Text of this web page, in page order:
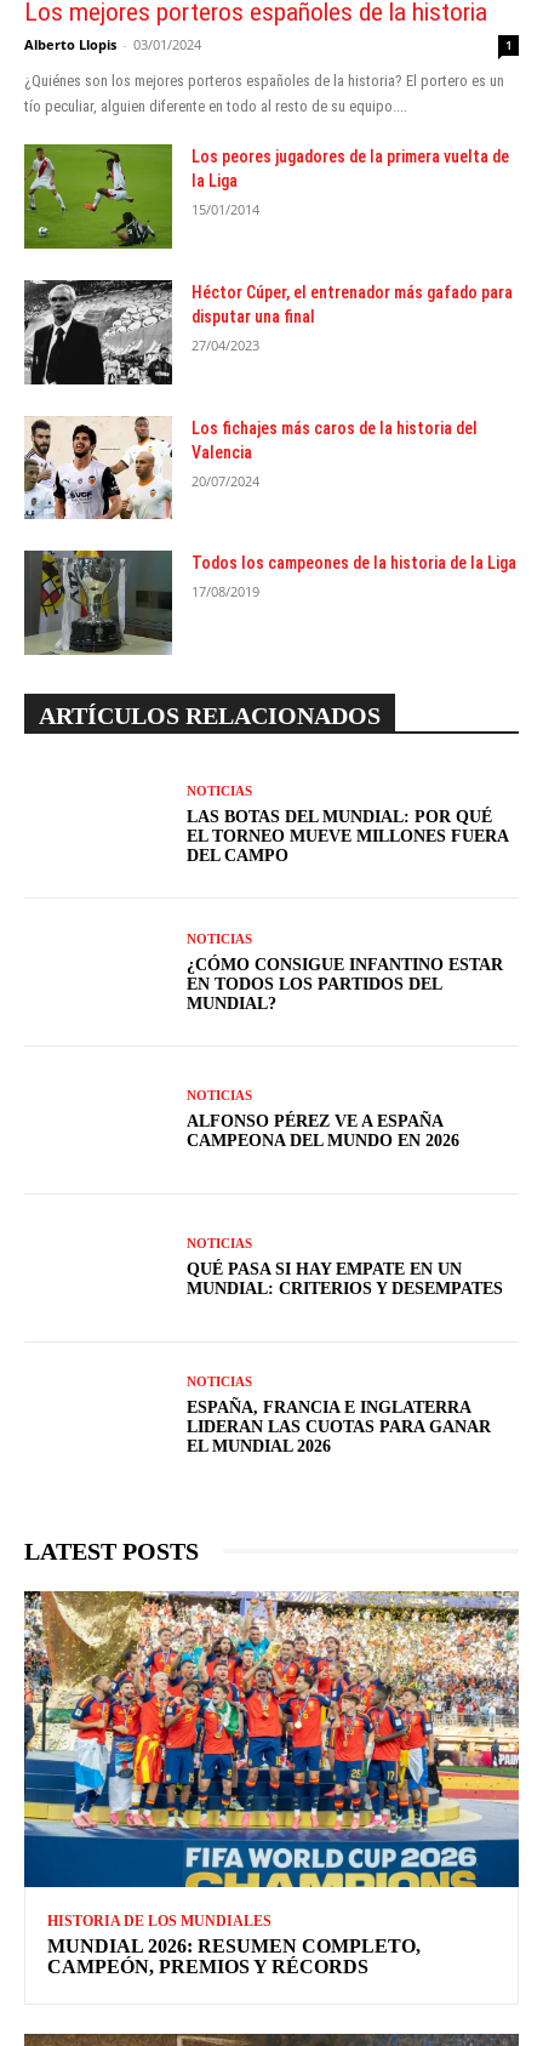
Los mejores porteros españoles de la historia
Alberto Llopis - 03/01/2024 1
¿Quiénes son los mejores porteros españoles de la historia? El portero es un
tío peculiar, alguien diferente en todo al resto de su equipo....
Los peores jugadores de la primera vuelta de
la Liga
15/01/2014
Héctor Cúper, el entrenador más gafado para
disputar una final
27/04/2023
Los fichajes más caros de la historia del
Valencia
20/07/2024
Todos los campeones de la historia de la Liga
17/08/2019
ARTÍCULOS RELACIONADOS
NOTICIAS
LAS BOTAS DEL MUNDIAL: POR QUÉ
EL TORNEO MUEVE MILLONES FUERA
DEL CAMPO
NOTICIAS
¿CÓMO CONSIGUE INFANTINO ESTAR
EN TODOS LOS PARTIDOS DEL
MUNDIAL?
NOTICIAS
ALFONSO PÉREZ VE A ESPAÑA
CAMPEONA DEL MUNDO EN 2026
NOTICIAS
QUÉ PASA SI HAY EMPATE EN UN
MUNDIAL: CRITERIOS Y DESEMPATES
NOTICIAS
ESPAÑA, FRANCIA E INGLATERRA
LIDERAN LAS CUOTAS PARA GANAR
EL MUNDIAL 2026
LATEST POSTS
HISTORIA DE LOS MUNDIALES
MUNDIAL 2026: RESUMEN COMPLETO,
CAMPEÓN, PREMIOS Y RÉCORDS